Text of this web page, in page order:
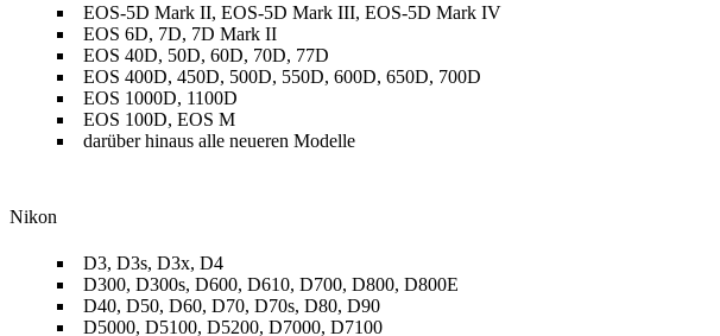
EOS-5D Mark II, EOS-5D Mark III, EOS-5D Mark IV
EOS 6D, 7D, 7D Mark II
EOS 40D, 50D, 60D, 70D, 77D
EOS 400D, 450D, 500D, 550D, 600D, 650D, 700D
EOS 1000D, 1100D
EOS 100D, EOS M
darüber hinaus alle neueren Modelle
Nikon
D3, D3s, D3x, D4
D300, D300s, D600, D610, D700, D800, D800E
D40, D50, D60, D70, D70s, D80, D90
D5000, D5100, D5200, D7000, D7100